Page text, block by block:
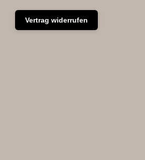
Vertrag widerrufen